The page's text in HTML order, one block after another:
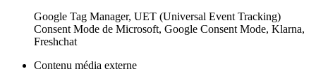
Google Tag Manager, UET (Universal Event Tracking)
Consent Mode de Microsoft, Google Consent Mode, Klarna,
Freshchat
Contenu média externe